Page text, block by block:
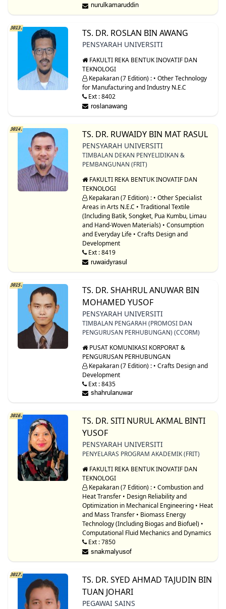
3013. TS. DR. ROSLAN BIN AWANG
PENSYARAH UNIVERSITI
FAKULTI REKA BENTUK INOVATIF DAN
TEKNOLOGI
Kepakaran (7 Edition) : • Other Technology
for Manufacturing and Industry N.E.C
Ext : 8402
3014. TS. DR. RUWAIDY BIN MAT RASUL
PENSYARAH UNIVERSITI
TIMBALAN DEKAN PENYELIDIKAN &
PEMBANGUNAN (FRIT)
FAKULTI REKA BENTUK INOVATIF DAN
TEKNOLOGI
Kepakaran (7 Edition) : • Other Specialist
Areas in Arts N.E.C • Traditional Textile
(Including Batik, Songket, Pua Kumbu, Limau
and Hand-Woven Materials) • Consumption
and Everyday Life • Crafts Design and
Development
Ext : 8419
3015.
TS. DR. SHAHRUL ANUWAR BIN
MOHAMED YUSOF
PENSYARAH UNIVERSITI
TIMBALAN PENGARAH (PROMOSI DAN
PENGURUSAN PERHUBUNGAN) (CCORM)
PUSAT KOMUNIKASI KORPORAT &
PENGURUSAN PERHUBUNGAN
Kepakaran (7 Edition) : • Crafts Design and
Development
Ext : 8435
3016.
TS. DR. SITI NURUL AKMAL BINTI
YUSOF
PENSYARAH UNIVERSITI
PENYELARAS PROGRAM AKADEMIK (FRIT)
FAKULTI REKA BENTUK INOVATIF DAN
TEKNOLOGI
Kepakaran (7 Edition) : • Combustion and
Heat Transfer • Design Reliability and
Optimization in Mechanical Engineering • Heat
and Mass Transfer • Biomass Energy
Technology (Including Biogas and Biofuel) •
Computational Fluid Mechanics and Dynamics
Ext : 7850
3017.
TS. DR. SYED AHMAD TAJUDIN BIN
TUAN JOHARI
PEGAWAI SAINS